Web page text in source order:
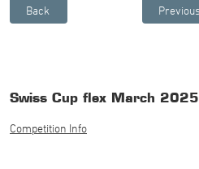
Swiss Cup flex March 2025
Competition Info